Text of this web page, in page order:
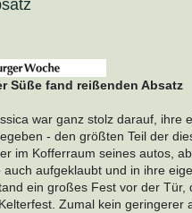
Süße fand reißenden Absatz
war ganz stolz darauf, ihre
- den größten Teil der
im Kofferraum seines autos,
auch aufgeklaubt und in ihre
ein großes Fest vor der
Zumal kein geringerer